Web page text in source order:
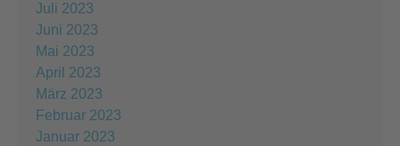
Juli 2023
Juni 2023
Mai 2023
April 2023
März 2023
Februar 2023
Januar 2023